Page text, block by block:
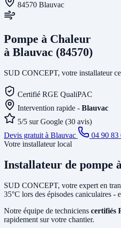
84570 Blauvac
Pompe à Chaleur
à Blauvac (84570)
SUD CONCEPT, votre installateur
Certifié RGE QualiPAC
Intervention rapide - Blauvac
5/5 sur Google (30 avis)
Devis gratuit à Blauvac
04 90 83
Votre installateur local
Installateur de pompe
SUD CONCEPT, votre expert en
35°C lors des épisodes caniculaires -
Notre équipe de techniciens certifiés
rapidement sur votre chantier.